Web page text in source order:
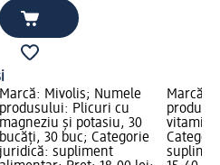
Marcă: Mivolis; Numele
produsului: Plicuri cu
magneziu și potasiu, 30
bucăți, 30 buc; Categorie
juridică: supliment
Marcă: